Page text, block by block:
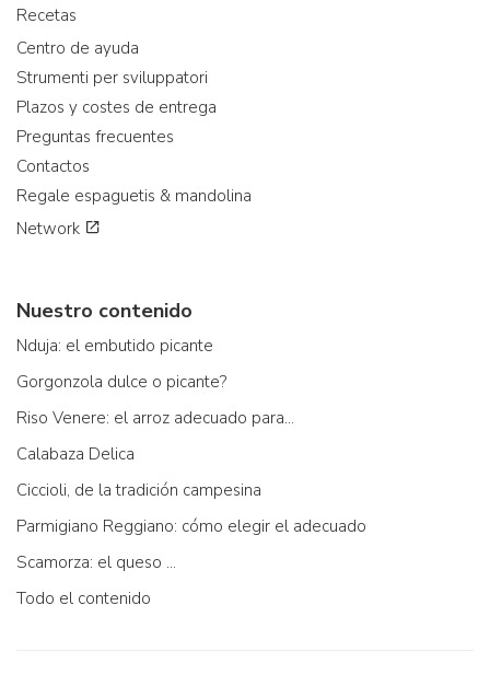
Recetas
Centro de ayuda
Strumenti per sviluppatori
Plazos y costes de entrega
Preguntas frecuentes
Contactos
Regale espaguetis & mandolina
Network
Nuestro contenido
Nduja: el embutido picante
Gorgonzola dulce o picante?
Riso Venere: el arroz adecuado para...
Calabaza Delica
Ciccioli, de la tradición campesina
Parmigiano Reggiano: cómo elegir el adecuado
Scamorza: el queso ...
Todo el contenido